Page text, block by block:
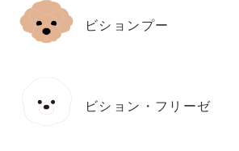
ビションプー
ビション・フリーゼ